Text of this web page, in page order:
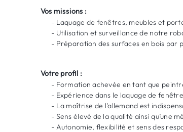
Vos missions :
- Laquage de fenêtres, meubles et
- Utilisation et surveillance de notre
- Préparation des surfaces en bois par
Votre profil :
- Formation achevée en tant que
- Expérience dans le laquage de
- La maîtrise de l’allemand est
- Sens élevé de la qualité ainsi qu’une
- Autonomie, flexibilité et sens des